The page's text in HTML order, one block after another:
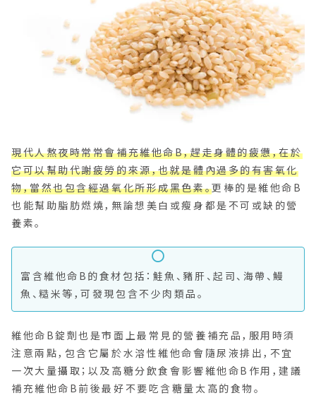
現代人熬夜時常常會補充維他命B，趕走身體的疲憊，在於
它可以幫助代謝疲勞的來源，也就是體內過多的有害氧化
物，當然也包含經過氧化所形成黑色素。更棒的是維他命B
也能幫助脂肪燃燒，無論想美白或瘦身都是不可或缺的營
養素。
富含維他命B的食材包括：鮭魚、豬肝、起司、海帶、鰻
魚、糙米等，可發現包含不少肉類品。
維他命B錠劑也是市面上最常見的營養補充品，服用時須
注意兩點，包含它屬於水溶性維他命會隨尿液排出，不宜
一次大量攝取；以及高糖分飲食會影響維他命B作用，建議
補充維他命B前後最好不要吃含糖量太高的食物。